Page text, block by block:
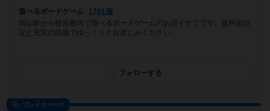
遊べるボードゲーム
1701個
岡山駅から徒歩圏内で遊べるボードゲームのお店イナフです。低料金設
定と充実の設備でゆっくりとお楽しみください。
フォローする
プレイスペース